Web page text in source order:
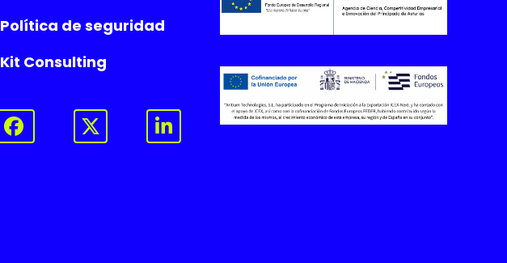
Política de seguridad
Kit Consulting